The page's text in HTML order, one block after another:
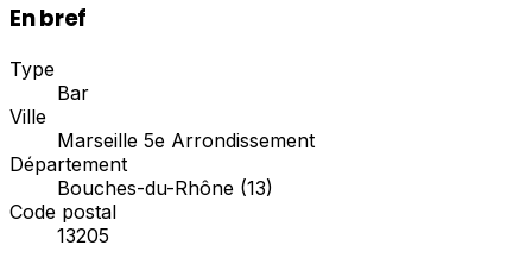
En bref
Type
Bar
Ville
Marseille 5e Arrondissement
Département
Bouches-du-Rhône (13)
Code postal
13205